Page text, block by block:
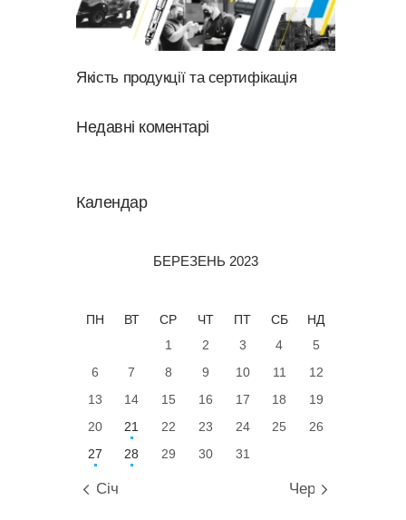
Якість продукції та сертифікація
Недавні коментарі
Календар
БЕРЕЗЕНЬ 2023
ПН ВТ СР ЧТ ПТ СБ
НД
1
2 3 4
5
6
7 8 9 10 11
12
13
14 15 16 17 18
19
20
21 22 23 24 25
26
27
28 29 30 31
« Січ Чер »